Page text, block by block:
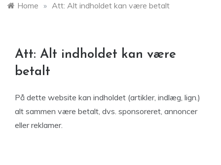
Home » Att: Alt indholdet kan være betalt
Att: Alt indholdet kan være
betalt
På dette website kan indholdet (artikler, indlæg, lign.)
alt sammen være betalt, dvs. sponsoreret, annoncer
eller reklamer.